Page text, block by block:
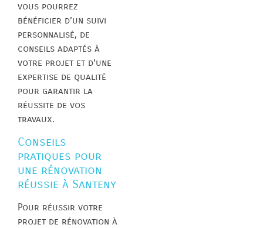
vous pourrez
bénéficier d’un suivi
personnalisé, de
conseils adaptés à
votre projet et d’une
expertise de qualité
pour garantir la
réussite de vos
travaux.
Conseils
pratiques pour
une rénovation
réussie à Santeny
Pour réussir votre
projet de rénovation à